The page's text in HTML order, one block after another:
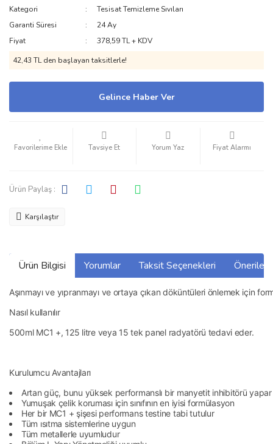
Kategori
Tesisat Temizleme Sıvıları
Garanti Süresi
24 Ay
Fiyat
378,59 TL + KDV
42,43 TL den başlayan taksitlerle!
Gelince Haber Ver
Tavsiye Et Yorum Yaz Fiyat Alarmı
Ürün Paylaş :
Karşılaştır
Ürün Bilgisi Yorumlar Taksit Seçenekleri
Aşınmayı ve yıpranmayı ve ortaya çıkan döküntüleri önlemek için
Nasıl kullanılır
500ml MC1 +, 125 litre veya 15 tek panel radyatörü tedavi eder.
Kurulumcu Avantajları
Artan güç, bunu yüksek performanslı bir manyetit inhibitörü yapar
Yumuşak çelik koruması için sınıfının en iyisi formülasyon
Her bir MC1 + şişesi performans testine tabi tutulur
Tüm ısıtma sistemlerine uygun
Tüm metallerle uyumludur